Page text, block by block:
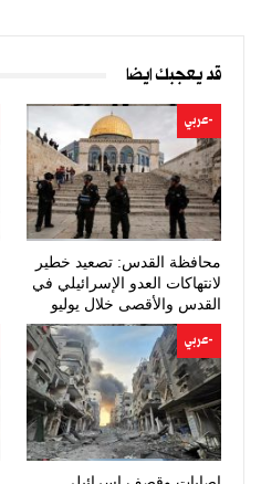
قد يعجبك ايضا
-عربي
محافظة القدس: تصعيد خطير
لانتهاكات العدو الإسرائيلي في
القدس والأقصى خلال يوليو
-عربي